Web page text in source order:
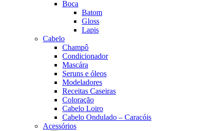
Boca
Batom
Gloss
Lapis
Cabelo
Champô
Condicionador
Mascára
Seruns e óleos
Modeladores
Receitas Caseiras
Coloração
Cabelo Loiro
Cabelo Ondulado – Caracóis
Acessórios